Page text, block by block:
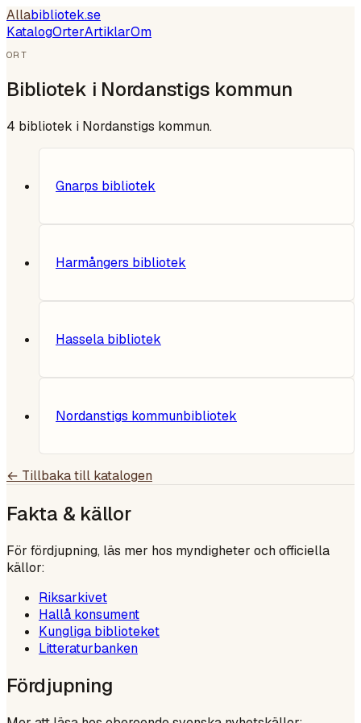
Allabibliotek.se
KatalogOrterArtiklarOm
ORT
Bibliotek i Nordanstigs kommun
4 bibliotek i Nordanstigs kommun.
Gnarps bibliotek
Harmångers bibliotek
Hassela bibliotek
Nordanstigs kommunbibliotek
← Tillbaka till katalogen
Fakta & källor
För fördjupning, läs mer hos myndigheter och officiella
källor:
Riksarkivet
Hallå konsument
Kungliga biblioteket
Litteraturbanken
Fördjupning